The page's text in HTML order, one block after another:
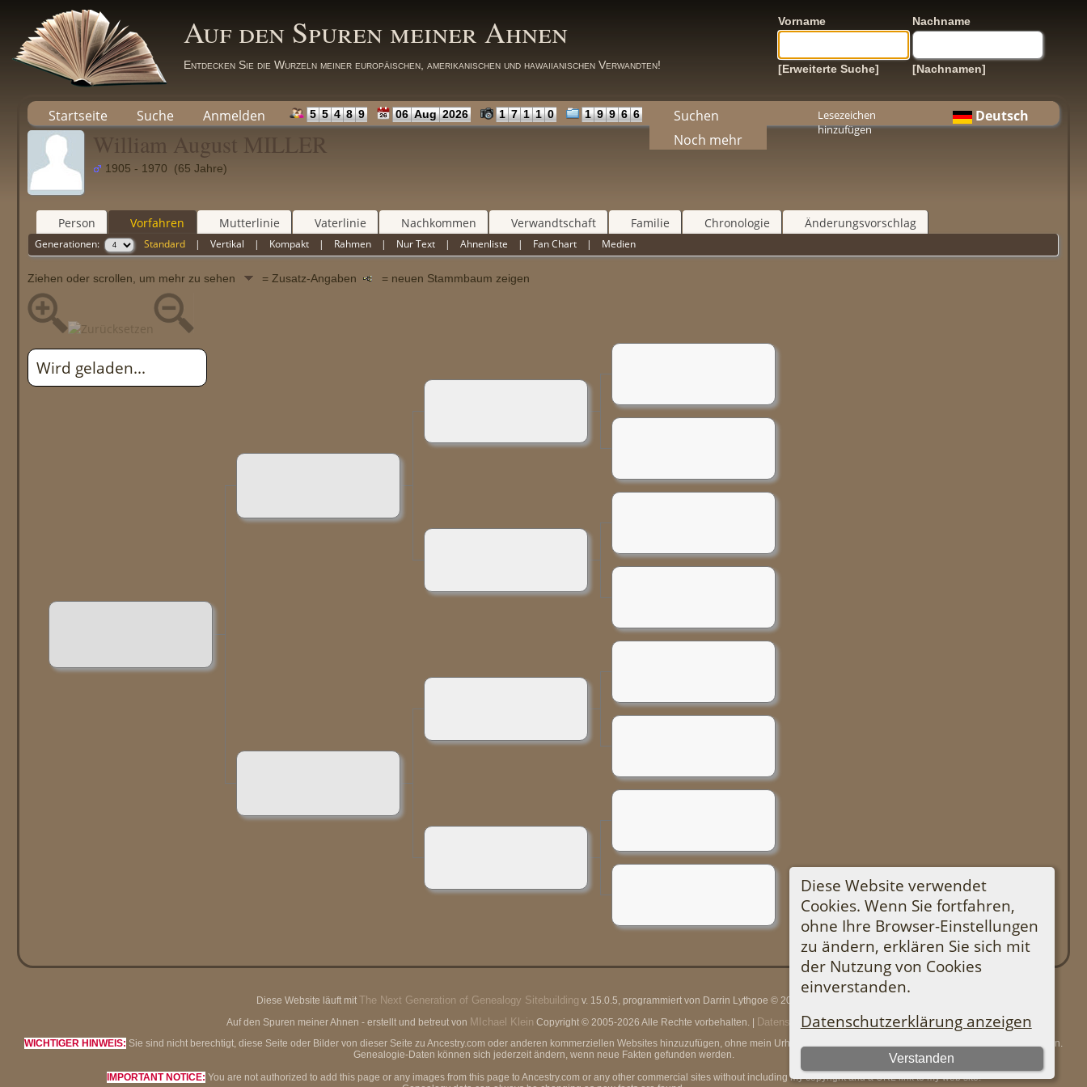
Auf den Spuren meiner Ahnen
Entdecken Sie die Wurzeln meiner europäischen, amerikanischen und hawaiianischen Verwandten!
Vorname Nachname
[Erweiterte Suche] [Nachnamen]
Startseite Suche Anmelden 5 5 4 8 9 06 Aug 2026 1 7 1 1 0 1 9 9 6 6
Suchen
Noch mehr
Lesezeichen
hinzufügen
Deutsch
Diese Website verwendet
Cookies. Wenn Sie fortfahren,
ohne Ihre Browser-Einstellungen
zu ändern, erklären Sie sich mit
der Nutzung von Cookies
einverstanden.
Datenschutzerklärung anzeigen
Verstanden
William August MILLER
1905 - 1970 (65 Jahre)
Person Vorfahren Mutterlinie Vaterlinie Nachkommen Verwandtschaft Familie Chronologie Änderungsvorschlag
Generationen: Standard |Vertikal | Kompakt | Rahmen | Nur Text |Ahnenliste | Fan Chart | Medien
Ziehen oder scrollen, um mehr zu sehen = Zusatz-Angaben = neuen Stammbaum zeigen
Wird geladen...
Diese Website läuft mit The Next Generation of Genealogy Sitebuilding v. 15.0.5, programmiert von Darrin Lythgoe © 2001-2026.
Auf den Spuren meiner Ahnen - erstellt und betreut von MIchael Klein Copyright © 2005-2026 Alle Rechte vorbehalten. | Datenschutzerklärung.
WICHTIGER HINWEIS: Sie sind nicht berechtigt, diese Seite oder Bilder von dieser Seite zu Ancestry.com oder anderen kommerziellen Websites hinzuzufügen, ohne mein Urheberrecht und einen URL-Link zu meiner Website anzugeben.
Genealogie-Daten können sich jederzeit ändern, wenn neue Fakten gefunden werden.
IMPORTANT NOTICE: You are not authorized to add this page or any images from this page to Ancestry.com or any other commercial sites without including my copyright and a URL link to my web site.